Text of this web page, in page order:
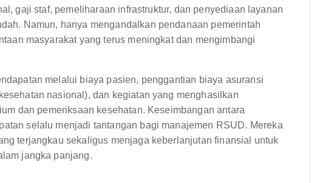
gaji staf, pemeliharaan infrastruktur, dan penyediaan layanan
Namun, hanya mengandalkan pendanaan pemerintah
masyarakat yang terus meningkat dan mengimbangi
melalui biaya pasien, penggantian biaya asuransi
nasional), dan kegiatan yang menghasilkan
dan pemeriksaan kesehatan. Keseimbangan antara
selalu menjadi tantangan bagi manajemen RSUD. Mereka
terjangkau sekaligus menjaga keberlanjutan finansial untuk
jangka panjang.